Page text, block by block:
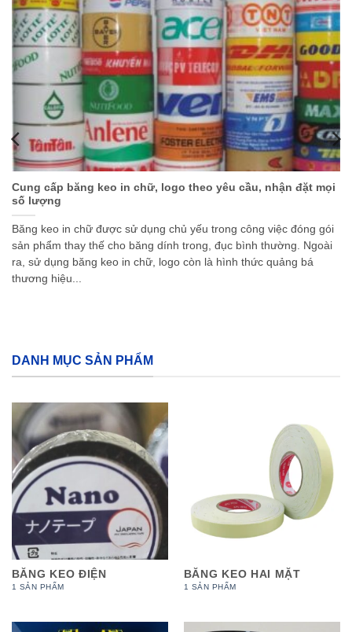
Cung cấp băng keo in chữ, logo theo yêu cầu, nhận đặt mọi
số lượng
Băng keo in chữ được sử dụng chủ yếu trong công việc đóng gói
sản phẩm thay thế cho băng dính trong, đục bình thường. Ngoài
ra, sử dụng băng keo in chữ, logo còn là hình thức quảng bá
thương hiệu...
DANH MỤC SẢN PHẨM
BĂNG KEO ĐIỆN
1 SẢN PHẨM
BĂNG KEO HAI MẶT
1 SẢN PHẨM